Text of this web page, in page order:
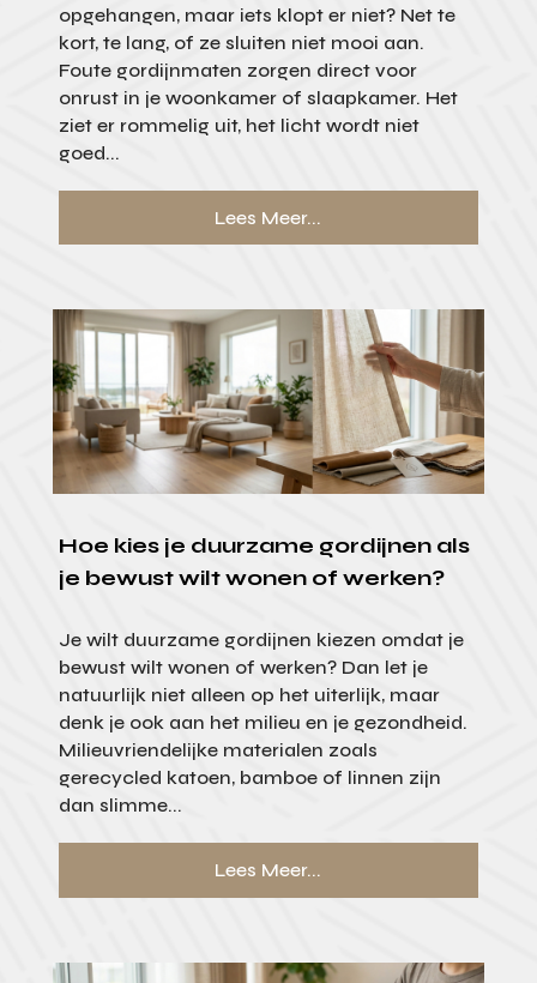
opgehangen, maar iets klopt er niet? Net te
kort, te lang, of ze sluiten niet mooi aan.
Foute gordijnmaten zorgen direct voor
onrust in je woonkamer of slaapkamer. Het
ziet er rommelig uit, het licht wordt niet
goed...
Lees Meer...
Hoe kies je duurzame gordijnen als
je bewust wilt wonen of werken?
Je wilt duurzame gordijnen kiezen omdat je
bewust wilt wonen of werken? Dan let je
natuurlijk niet alleen op het uiterlijk, maar
denk je ook aan het milieu en je gezondheid.
Milieuvriendelijke materialen zoals
gerecycled katoen, bamboe of linnen zijn
dan slimme...
Lees Meer...